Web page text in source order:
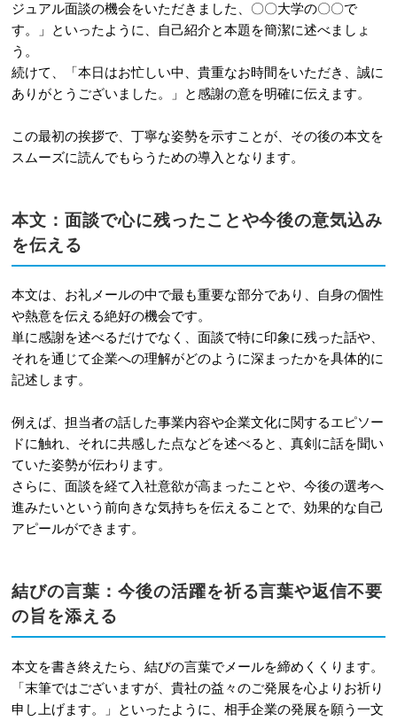
ジュアル面談の機会をいただきました、〇〇大学の〇〇で
す。」といったように、自己紹介と本題を簡潔に述べましょ
う。
続けて、「本日はお忙しい中、貴重なお時間をいただき、誠に
ありがとうございました。」と感謝の意を明確に伝えます。
この最初の挨拶で、丁寧な姿勢を示すことが、その後の本文を
スムーズに読んでもらうための導入となります。
本文：面談で心に残ったことや今後の意気込み
を伝える
本文は、お礼メールの中で最も重要な部分であり、自身の個性
や熱意を伝える絶好の機会です。
単に感謝を述べるだけでなく、面談で特に印象に残った話や、
それを通じて企業への理解がどのように深まったかを具体的に
記述します。
例えば、担当者の話した事業内容や企業文化に関するエピソー
ドに触れ、それに共感した点などを述べると、真剣に話を聞い
ていた姿勢が伝わります。
さらに、面談を経て入社意欲が高まったことや、今後の選考へ
進みたいという前向きな気持ちを伝えることで、効果的な自己
アピールができます。
結びの言葉：今後の活躍を祈る言葉や返信不要
の旨を添える
本文を書き終えたら、結びの言葉でメールを締めくくります。
「末筆ではございますが、貴社の益々のご発展を心よりお祈り
申し上げます。」といったように、相手企業の発展を願う一文